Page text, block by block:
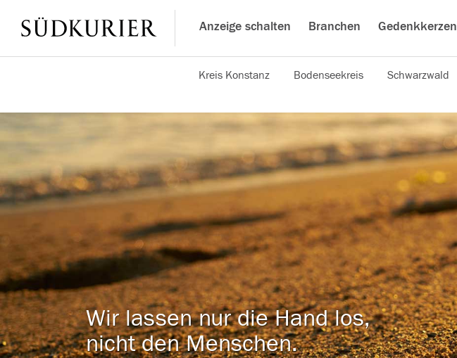
Anzeige schalten Branchen Gedenkkerzen
Kreis Konstanz Bodenseekreis Schwarzwald
Wir lassen nur die Hand los,
nicht den Menschen.